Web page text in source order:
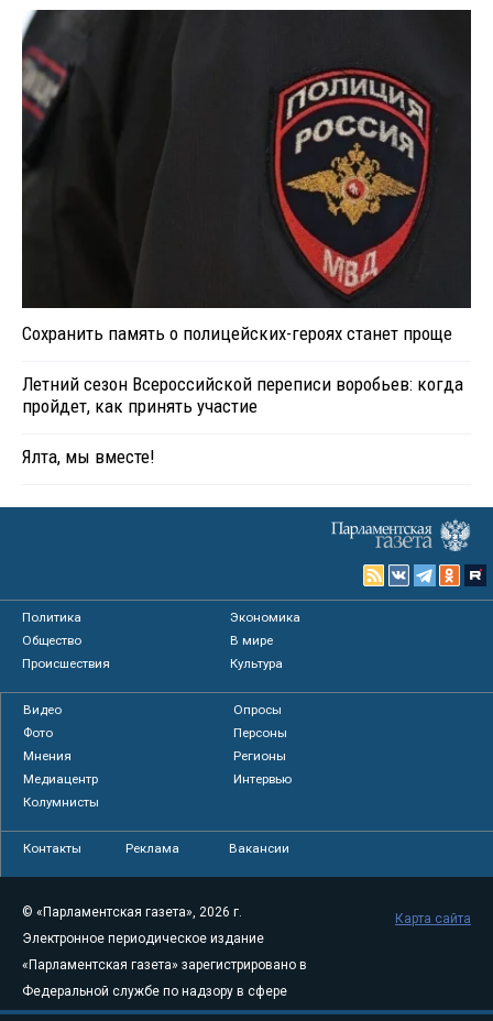
Сохранить память о полицейских-героях станет проще
Летний сезон Всероссийской переписи воробьев: когда
пройдет, как принять участие
Ялта, мы вместе!
Политика
Экономика
Общество
В мире
Происшествия
Культура
Видео
Опросы
Фото
Персоны
Мнения
Регионы
Медиацентр
Интервью
Колумнисты
Контакты Реклама Вакансии
© «Парламентская газета», 2026 г.
Электронное периодическое издание
«Парламентская газета» зарегистрировано в
Федеральной службе по надзору в сфере
Карта сайта